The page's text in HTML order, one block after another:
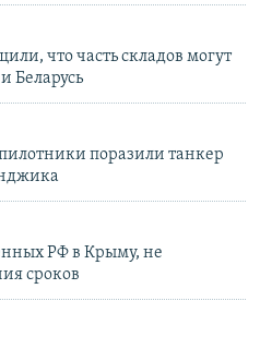
что часть складов могут
Беларусь
поразили танкер
РФ в Крыму, не
сроков